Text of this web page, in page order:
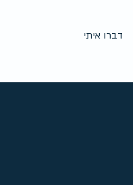
דברו איתי